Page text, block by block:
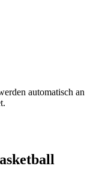
automatisch an